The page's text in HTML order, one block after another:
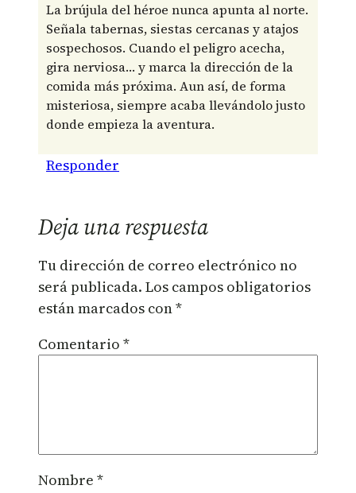
La brújula del héroe nunca apunta al norte.
Señala tabernas, siestas cercanas y atajos
sospechosos. Cuando el peligro acecha,
gira nerviosa… y marca la dirección de la
comida más próxima. Aun así, de forma
misteriosa, siempre acaba llevándolo justo
donde empieza la aventura.
Responder
Deja una respuesta
Tu dirección de correo electrónico no
será publicada. Los campos obligatorios
están marcados con*
Comentario *
Nombre *